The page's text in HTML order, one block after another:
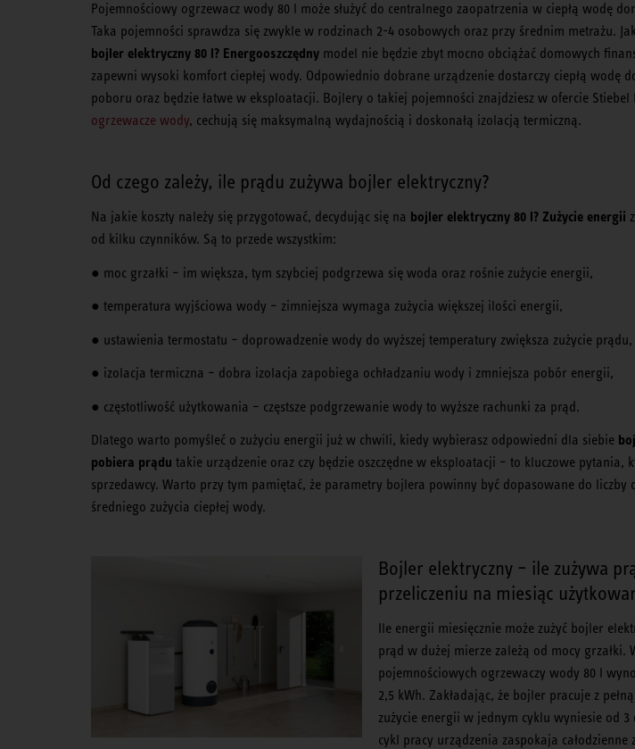
Pojemnościowy ogrzewacz wody 80 l może służyć do centralnego zaopatrzenia w ciepłą wodę
Taka pojemności sprawdza się zwykle w rodzinach 2-4 osobowych oraz przy średnim metrażu.
bojler elektryczny 80 l? Energooszczędny model nie będzie zbyt mocno obciążać domowych
zapewni wysoki komfort ciepłej wody. Odpowiednio dobrane urządzenie dostarczy ciepłą wodę
poboru oraz będzie łatwe w eksploatacji. Bojlery o takiej pojemności znajdziesz w ofercie Stiebel
ogrzewacze wody, cechują się maksymalną wydajnością i doskonałą izolacją termiczną.
Od czego zależy, ile prądu zużywa bojler elektryczny?
Na jakie koszty należy się przygotować, decydując się na bojler elektryczny 80 l? Zużycie energii
od kilku czynników. Są to przede wszystkim:
● moc grzałki – im większa, tym szybciej podgrzewa się woda oraz rośnie zużycie energii,
● temperatura wyjściowa wody – zimniejsza wymaga zużycia większej ilości energii,
● ustawienia termostatu – doprowadzenie wody do wyższej temperatury zwiększa zużycie prądu,
● izolacja termiczna – dobra izolacja zapobiega ochładzaniu wody i zmniejsza pobór energii,
● częstotliwość użytkowania – częstsze podgrzewanie wody to wyższe rachunki za prąd.
Dlatego warto pomyśleć o zużyciu energii już w chwili, kiedy wybierasz odpowiedni dla siebie
pobiera prądu takie urządzenie oraz czy będzie oszczędne w eksploatacji – to kluczowe pytania,
sprzedawcy. Warto przy tym pamiętać, że parametry bojlera powinny być dopasowane do liczby
średniego zużycia ciepłej wody.
Bojler elektryczny – ile zużywa
przeliczeniu na miesiąc
Ile energii miesięcznie może zużyć bojler
prąd w dużej mierze zależą od mocy grzałki.
pojemnościowych ogrzewaczy wody 80 l
2,5 kWh. Zakładając, że bojler pracuje z
zużycie energii w jednym cyklu wyniesie od 3
cykl pracy urządzenia zaspokaja całodzienne